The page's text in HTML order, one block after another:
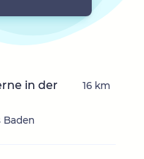
in der
Baden
16 km